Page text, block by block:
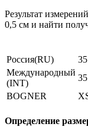
Результат
0,5 см и найти
Россия(RU) 35
Международный
(INT)
35
BOGNER
Определение